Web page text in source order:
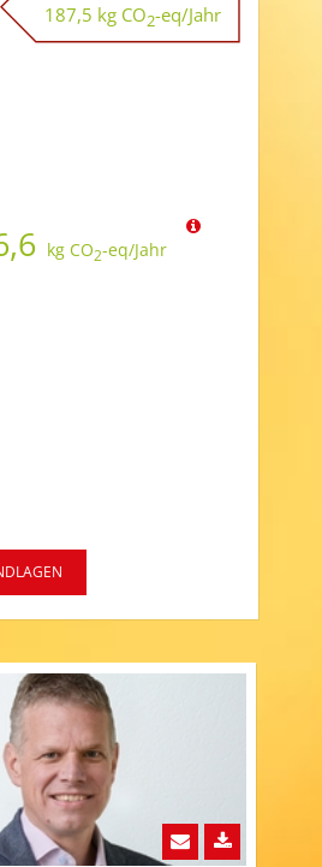
187,5 kg CO2-eq/Jahr
kg CO2-eq/Jahr